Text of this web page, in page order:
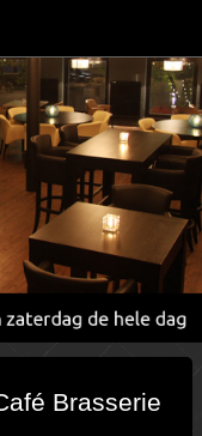
Brasserie